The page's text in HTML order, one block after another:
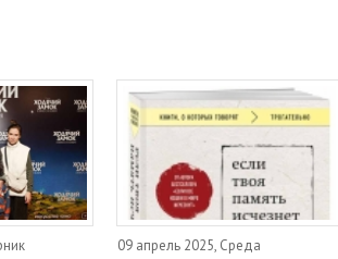
09 апрель 2025, Среда